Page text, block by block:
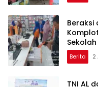
Beraksi
Berita 2
TNI AL